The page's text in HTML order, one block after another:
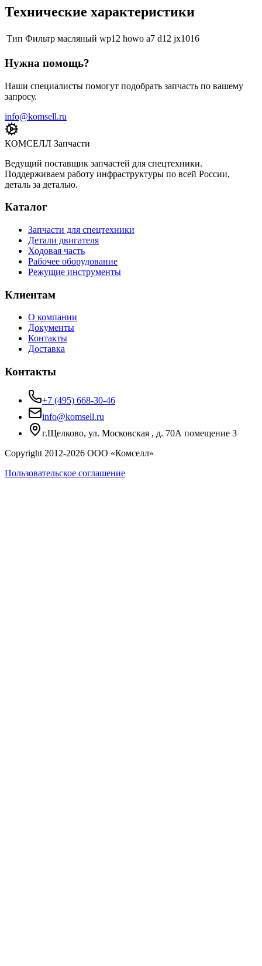
Технические характеристики
Тип Фильтр масляный wp12 howo a7 d12 jx1016
Нужна помощь?
Наши специалисты помогут подобрать запчасть по вашему
запросу.
info@komsell.ru
КОМСЕЛЛ Запчасти
Ведущий поставщик запчастей для спецтехники.
Поддерживаем работу инфраструктуры по всей России,
деталь за деталью.
Каталог
Запчасти для спецтехники
Детали двигателя
Ходовая часть
Рабочее оборудование
Режущие инструменты
Клиентам
О компании
Документы
Контакты
Доставка
Контакты
+7 (495) 668-30-46
info@komsell.ru
г.Щелково, ул. Московская , д. 70А помещение 3
Copyright 2012-2026 ООО «Комселл»
Пользовательское соглашение